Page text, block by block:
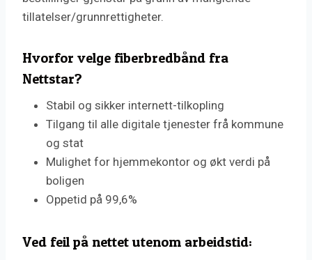
tillatelser/grunnrettigheter.
Hvorfor velge fiberbredbånd fra
Nettstar?
Stabil og sikker internett-tilkopling
Tilgang til alle digitale tjenester frå kommune
og stat
Mulighet for hjemmekontor og økt verdi på
boligen
Oppetid på 99,6%
Ved feil på nettet utenom arbeidstid: